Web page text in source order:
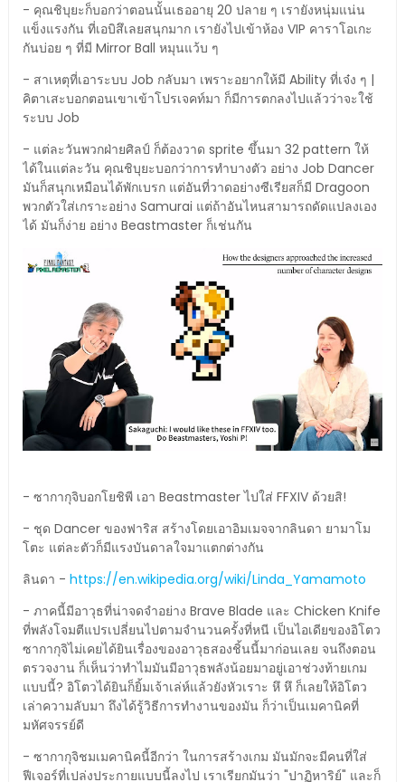
- คุณชิบุยะก็บอกว่าตอนนั้นเธออายุ 20 ปลาย ๆ เรายังหนุ่มแน่น
แข็งแรงกัน ที่เอบิสึเลยสนุกมาก เรายังไปเข้าห้อง VIP คาราโอเกะ
กันบ่อย ๆ ที่มี Mirror Ball หมุนแว้บ ๆ
- สาเหตุที่เอาระบบ Job กลับมา เพราะอยากให้มี Ability ที่เจ๋ง ๆ |
คิตาเสะบอกตอนเขาเข้าโปรเจคท์มา ก็มีการตกลงไปแล้วว่าจะใช้
ระบบ Job
- แต่ละวันพวกฝ่ายศิลป์ ก็ต้องวาด sprite ขึ้นมา 32 pattern ให้
ได้ในแต่ละวัน คุณชิบุยะบอกว่าการทำบางตัว อย่าง Job Dancer
มันก็สนุกเหมือนได้พักเบรก แต่อันที่วาดอย่างซีเรียสก็มี Dragoon
พวกตัวใส่เกราะอย่าง Samurai แต่ถ้าอันไหนสามารถดัดแปลงเอง
ได้ มันก็ง่าย อย่าง Beastmaster ก็เช่นกัน
- ซากากุจิบอกโยชิพี เอา Beastmaster ไปใส่ FFXIV ด้วยสิ!
- ชุด Dancer ของฟาริส สร้างโดยเอาอิมเมจจากลินดา ยามาโม
โตะ แต่ละตัวก็มีแรงบันดาลใจมาแตกต่างกัน
ลินดา - https://en.wikipedia.org/wiki/Linda_Yamamoto
- ภาคนี้มีอาวุธที่น่าจดจำอย่าง Brave Blade และ Chicken Knife
ที่พลังโจมตีแปรเปลี่ยนไปตามจำนวนครั้งที่หนี เป็นไอเดียของอิโตว
ซากากุจิไม่เคยได้ยินเรื่องของอาวุธสองชิ้นนี้มาก่อนเลย จนถึงตอน
ตรวจงาน ก็เห็นว่าทำไมมันมีอาวุธพลังน้อยมาอยู่เอาช่วงท้ายเกม
แบบนี้? อิโตวได้ยินก็ยิ้มเจ้าเล่ห์แล้วยังหัวเราะ หึ หึ ก็เลยให้อิโตว
เล่าความลับมา ถึงได้รู้วิธีการทำงานของมัน ก็ว่าเป็นเมคานิคที่
มหัศจรรย์ดี
- ซากากุจิชมเมคานิคนี้อีกว่า ในการสร้างเกม มันมักจะมีคนที่ใส่
ฟีเจอร์ที่เปล่งประกายแบบนี้ลงไป เราเรียกมันว่า "ปาฏิหาริย์" และก็